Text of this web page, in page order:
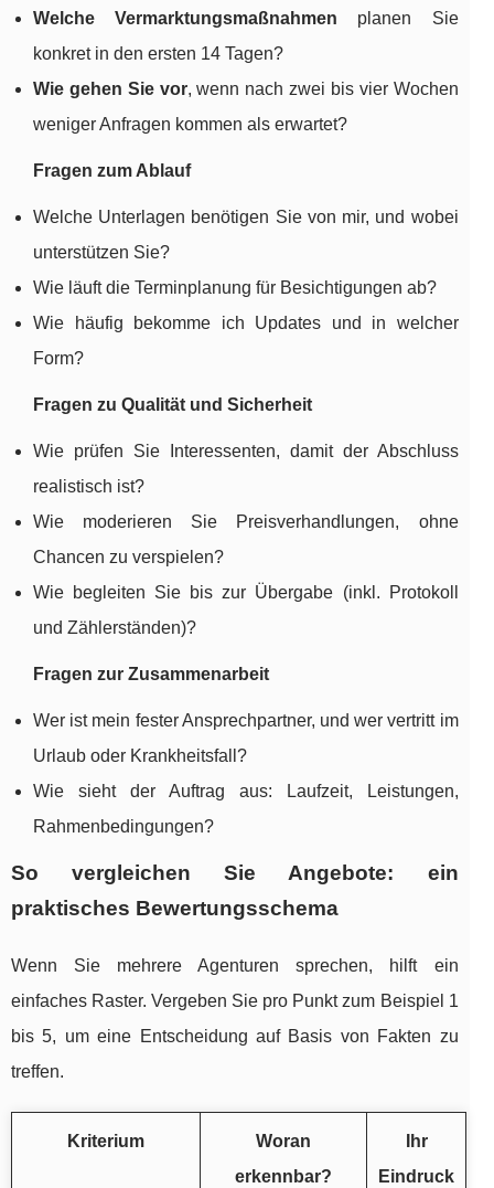
Welche Vermarktungsmaßnahmen planen Sie
konkret in den ersten 14 Tagen?
Wie gehen Sie vor, wenn nach zwei bis vier Wochen
weniger Anfragen kommen als erwartet?
Fragen zum Ablauf
Welche Unterlagen benötigen Sie von mir, und wobei
unterstützen Sie?
Wie läuft die Terminplanung für Besichtigungen ab?
Wie häufig bekomme ich Updates und in welcher
Form?
Fragen zu Qualität und Sicherheit
Wie prüfen Sie Interessenten, damit der Abschluss
realistisch ist?
Wie moderieren Sie Preisverhandlungen, ohne
Chancen zu verspielen?
Wie begleiten Sie bis zur Übergabe (inkl. Protokoll
und Zählerständen)?
Fragen zur Zusammenarbeit
Wer ist mein fester Ansprechpartner, und wer vertritt im
Urlaub oder Krankheitsfall?
Wie sieht der Auftrag aus: Laufzeit, Leistungen,
Rahmenbedingungen?
So vergleichen Sie Angebote: ein
praktisches Bewertungsschema
Wenn Sie mehrere Agenturen sprechen, hilft ein
einfaches Raster. Vergeben Sie pro Punkt zum Beispiel 1
bis 5, um eine Entscheidung auf Basis von Fakten zu
treffen.
Kriterium
Woran
erkennbar?
Ihr
Eindruck